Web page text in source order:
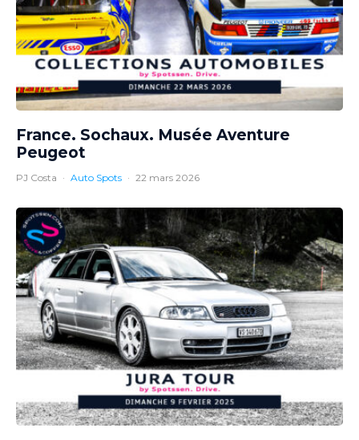
France. Sochaux. Musée Aventure
Peugeot
PJ Costa · Auto Spots · 22 mars 2026